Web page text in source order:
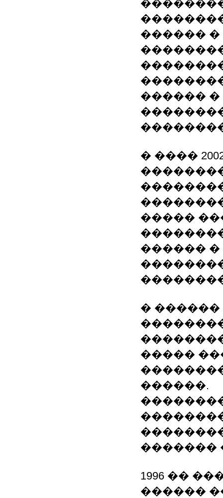
������
������
� ����
�����
������
� ������
�����
������.
�������
1996 ��
������